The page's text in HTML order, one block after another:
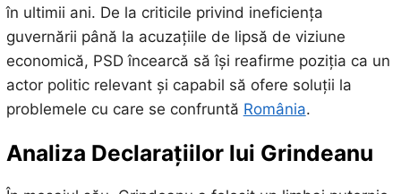
în ultimii ani. De la criticile privind ineficiența
guvernării până la acuzațiile de lipsă de viziune
economică, PSD încearcă să își reafirme poziția ca un
actor politic relevant și capabil să ofere soluții la
problemele cu care se confruntă România.
Analiza Declarațiilor lui Grindeanu